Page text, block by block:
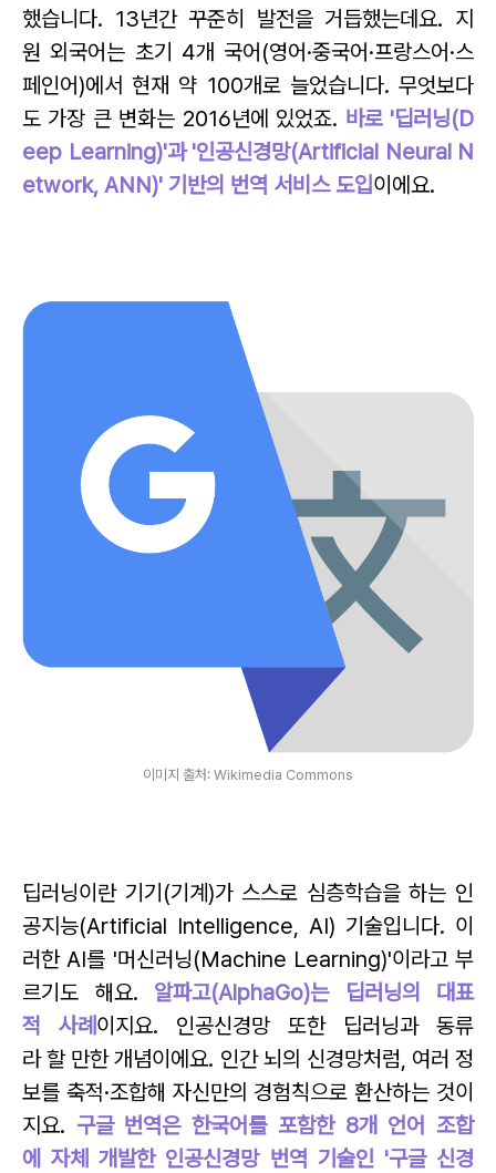
했습니다. 13년간 꾸준히 발전을 거듭했는데요. 지
원 외국어는 초기 4개 국어(영어·중국어·프랑스어·스
페인어)에서 현재 약 100개로 늘었습니다. 무엇보다
도 가장 큰 변화는 2016년에 있었죠. 바로 '딥러닝(D
eep Learning)'과 '인공신경망(Artificial Neural N
etwork, ANN)' 기반의 번역 서비스 도입이에요.
이미지 출처: Wikimedia Commons
딥러닝이란 기기(기계)가 스스로 심층학습을 하는 인
공지능(Artificial Intelligence, AI) 기술입니다. 이
러한 AI를 '머신러닝(Machine Learning)'이라고 부
르기도 해요. 알파고(AlphaGo)는 딥러닝의 대표
적 사례 이지요. 인공신경망 또한 딥러닝과 동류
라 할 만한 개념이에요. 인간 뇌의 신경망처럼, 여러 정
보를 축적·조합해 자신만의 경험칙으로 환산하는 것이
지요. 구글 번역은 한국어를 포함한 8개 언어 조합
에 자체 개발한 인공신경망 번역 기술인 '구글 신경